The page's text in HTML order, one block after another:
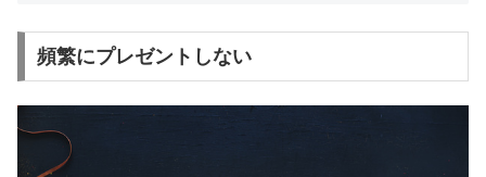
頻繁にプレゼントしない